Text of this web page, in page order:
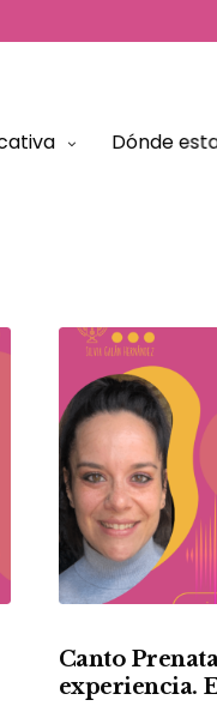
Dónde
Canto
experiencia.